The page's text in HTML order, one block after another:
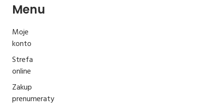
Menu
Moje
konto
Strefa
online
Zakup
prenumeraty